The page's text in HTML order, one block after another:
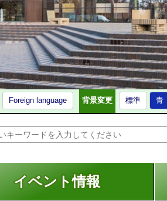
Foreign language 背景変更 標準 青
イベント情報